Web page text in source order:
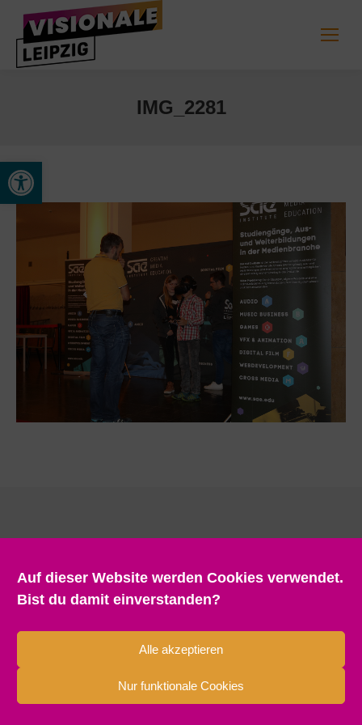
Werkzeugleiste öffnen
Auf dieser Website werden Cookies verwendet.
Bist du damit einverstanden?
Alle akzeptieren
Nur funktionale Cookies
IMG_2281